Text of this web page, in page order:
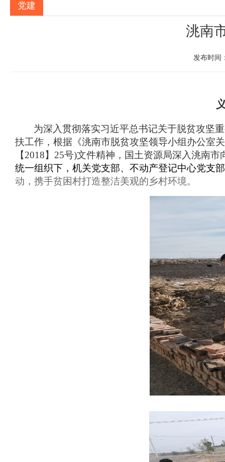
党建
洮南
发布时间
为深入贯彻落实习近平总书记关于脱贫攻坚
扶工作，根据《洮南市脱贫攻坚领导小组办公室
【2018】 25号)文件精神，国土资源局深入洮南
统一组织下，机关党支部、不动产登记中心党支
动，携手贫困村打造整洁美观的乡村环境。